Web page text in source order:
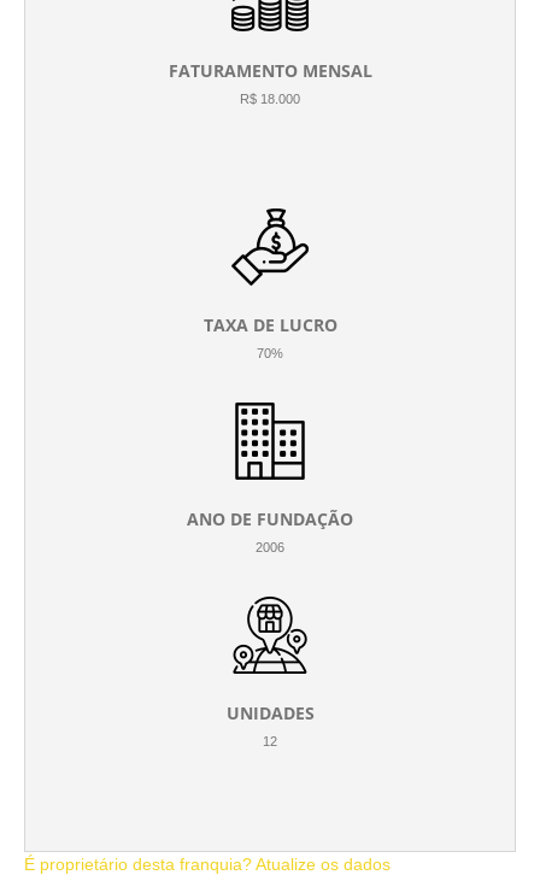
FATURAMENTO MENSAL
R$ 18.000
TAXA DE LUCRO
70%
ANO DE FUNDAÇÃO
2006
UNIDADES
12
É proprietário desta franquia? Atualize os dados